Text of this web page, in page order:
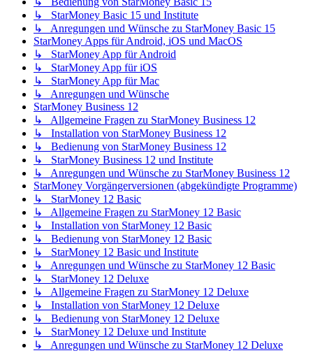
↳ StarMoney Basic 15 und Institute
↳ Anregungen und Wünsche zu StarMoney Basic 15
StarMoney Apps für Android, iOS und MacOS
↳ StarMoney App für Android
↳ StarMoney App für iOS
↳ StarMoney App für Mac
↳ Anregungen und Wünsche
StarMoney Business 12
↳ Allgemeine Fragen zu StarMoney Business 12
↳ Installation von StarMoney Business 12
↳ Bedienung von StarMoney Business 12
↳ StarMoney Business 12 und Institute
↳ Anregungen und Wünsche zu StarMoney Business 12
StarMoney Vorgängerversionen (abgekündigte Programme)
↳ StarMoney 12 Basic
↳ Allgemeine Fragen zu StarMoney 12 Basic
↳ Installation von StarMoney 12 Basic
↳ Bedienung von StarMoney 12 Basic
↳ StarMoney 12 Basic und Institute
↳ Anregungen und Wünsche zu StarMoney 12 Basic
↳ StarMoney 12 Deluxe
↳ Allgemeine Fragen zu StarMoney 12 Deluxe
↳ Installation von StarMoney 12 Deluxe
↳ Bedienung von StarMoney 12 Deluxe
↳ StarMoney 12 Deluxe und Institute
↳ Anregungen und Wünsche zu StarMoney 12 Deluxe